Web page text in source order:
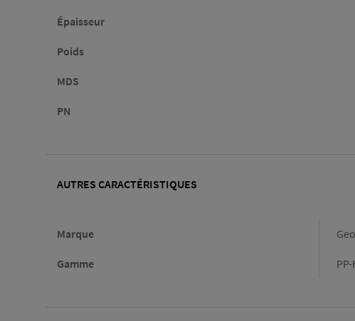
Épaisseur
Poids
MDS
PN
AUTRES CARACTÉRISTIQUES
Marque
Gamme PP-